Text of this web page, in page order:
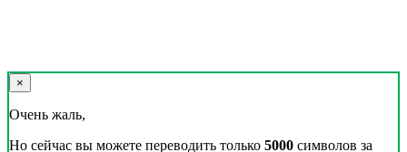
×
Очень жаль,
Но сейчас вы можете переводить только 5000 символов за